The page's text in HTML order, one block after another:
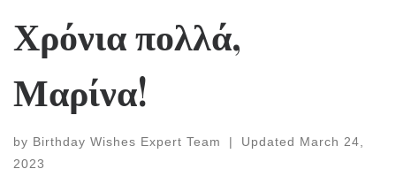
Χρόνια πολλά,
Μαρίνα!
by Birthday Wishes Expert Team | Updated March 24,
2023